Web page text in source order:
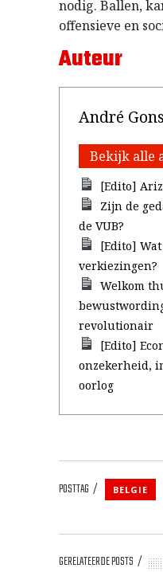
nodig. Ballen,
offensieve en
Auteur
André
Bekijk alle
[Edito]
Zijn de
de VUB?
[Edito]
verkiezingen?
Welkom
revolutionair
[Edito]
onzekerheid,
oorlog
POSTTAG BELGIE
GERELATEERDE POSTS